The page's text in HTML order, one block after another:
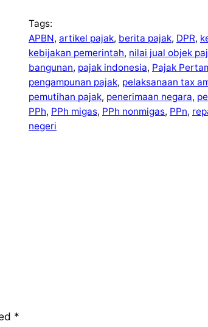
Tags:
APBN, artikel pajak, berita pajak, DPR,
kebijakan pemerintah, nilai jual objek
bangunan, pajak indonesia, Pajak
pengampunan pajak, pelaksanaan tax
pemutihan pajak, penerimaan negara,
PPh, PPh migas, PPh nonmigas, PPn,
negeri
*